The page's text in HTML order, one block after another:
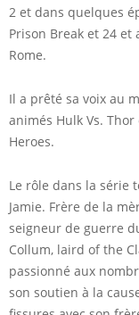
2 et dans quelques
Prison Break et 24
Rome.
Il a prêté sa voix au
animés Hulk Vs.
Heroes.
Le rôle dans la série
Jamie. Frère de la
seigneur de guerre
Collum, laird of the
passionné aux
son soutien à la